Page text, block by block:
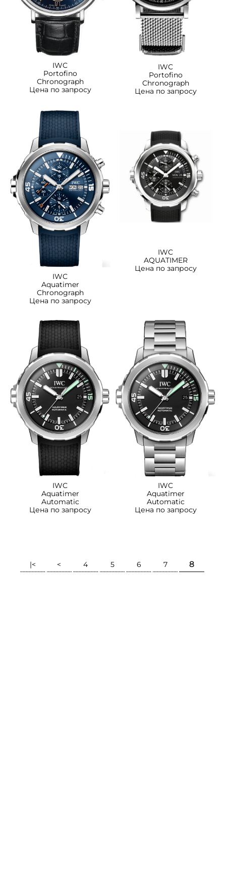
IWC
Portofino
Сhronograph
Цена по запросу
IWC
Portofino
Chronograph
Цена по запросу
IWC
Aquatimer
Chronograph
Цена по запросу
IWC
AQUATIMER
Цена по запросу
IWC
Aquatimer
Automatic
Цена по запросу
IWC
Aquatimer
Automatic
Цена по запросу
|< < 4 5 6 7 8